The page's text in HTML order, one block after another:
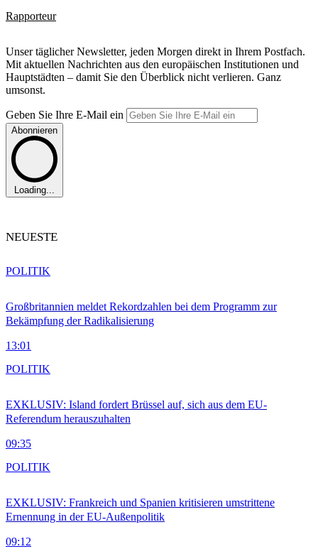
Rapporteur
Unser täglicher Newsletter, jeden Morgen direkt in Ihrem Postfach.
Mit aktuellen Nachrichten aus den europäischen Institutionen und
Hauptstädten – damit Sie den Überblick nicht verlieren. Ganz
umsonst.
Geben Sie Ihre E-Mail ein
Abonnieren
Loading...
NEUESTE
Großbritannien meldet Rekordzahlen bei dem Programm zur
Bekämpfung der Radikalisierung
13:01
POLITIK
EXKLUSIV: Island fordert Brüssel auf, sich aus dem EU-
Referendum herauszuhalten
09:35
POLITIK
EXKLUSIV: Frankreich und Spanien kritisieren umstrittene
Ernennung in der EU-Außenpolitik
09:12
POLITIK